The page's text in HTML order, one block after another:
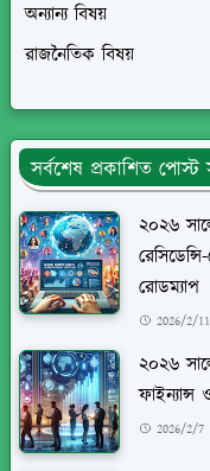
অন্যান্য বিষয়
রাজনৈতিক বিষয়
সর্বশেষ প্রকাশিত
২০২৬
রোডম্যাপ
2026/2/11
২০২৬
2026/2/7